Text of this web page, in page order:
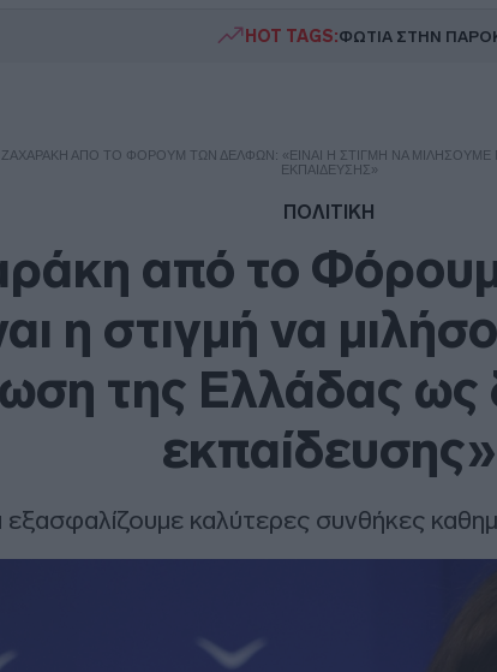
HOT TAGS:ΦΩΤΙΑ ΣΤΗΝ ΠΑΡΟ
ΖΑΧΑΡΆΚΗ ΑΠΌ ΤΟ ΦΌΡΟΥΜ ΤΩΝ ΔΕΛΦΏΝ: «ΕΊΝΑΙ Η ΣΤΙΓΜΉ ΝΑ
ΕΚΠΑΊΔΕΥΣΗΣ»
ΠΟΛΙΤΙΚΗ
από το
η στιγμή να
της Ελλάδας ως
εκπαίδευσης»
καλύτερες συνθήκες